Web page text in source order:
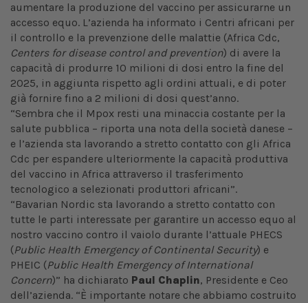
aumentare la produzione del vaccino per assicurarne un
accesso equo. L’azienda ha informato i Centri africani per
il controllo e la prevenzione delle malattie (Africa Cdc,
Centers for disease control and prevention) di avere la
capacità di produrre 10 milioni di dosi entro la fine del
2025, in aggiunta rispetto agli ordini attuali, e di poter
già fornire fino a 2 milioni di dosi quest’anno.
“Sembra che il Mpox resti una minaccia costante per la
salute pubblica – riporta una nota della società danese –
e l’azienda sta lavorando a stretto contatto con gli Africa
Cdc per espandere ulteriormente la capacità produttiva
del vaccino in Africa attraverso il trasferimento
tecnologico a selezionati produttori africani”.
“Bavarian Nordic sta lavorando a stretto contatto con
tutte le parti interessate per garantire un accesso equo al
nostro vaccino contro il vaiolo durante l’attuale PHECS
(Public Health Emergency of Continental Security) e
PHEIC (Public Health Emergency of International
Concern)” ha dichiarato Paul Chaplin, Presidente e Ceo
dell’azienda. “È importante notare che abbiamo costruito